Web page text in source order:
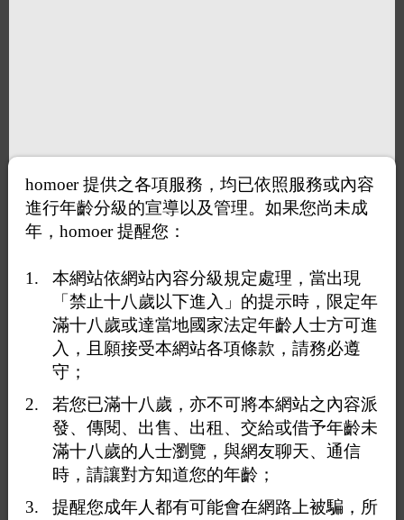
homoer 提供之各項服務，均已依照服務或內容
進行年齡分級的宣導以及管理。如果您尚未成
年，homoer 提醒您：
本網站依網站內容分級規定處理，當出現
「禁止十八歲以下進入」的提示時，限定年
滿十八歲或達當地國家法定年齡人士方可進
入，且願接受本網站各項條款，請務必遵
守；
若您已滿十八歲，亦不可將本網站之內容派
發、傳閱、出售、出租、交給或借予年齡未
滿十八歲的人士瀏覽，與網友聊天、通信
時，請讓對方知道您的年齡；
提醒您成年人都有可能會在網路上被騙，所